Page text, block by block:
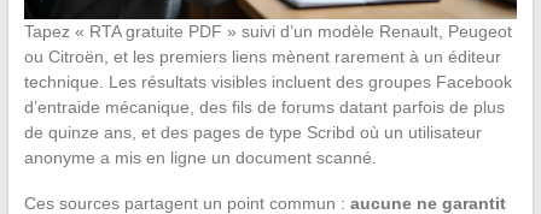
Tapez « RTA gratuite PDF » suivi d’un modèle Renault, Peugeot
ou Citroën, et les premiers liens mènent rarement à un éditeur
technique. Les résultats visibles incluent des groupes Facebook
d’entraide mécanique, des fils de forums datant parfois de plus
de quinze ans, et des pages de type Scribd où un utilisateur
anonyme a mis en ligne un document scanné.
Ces sources partagent un point commun : aucune ne garantit